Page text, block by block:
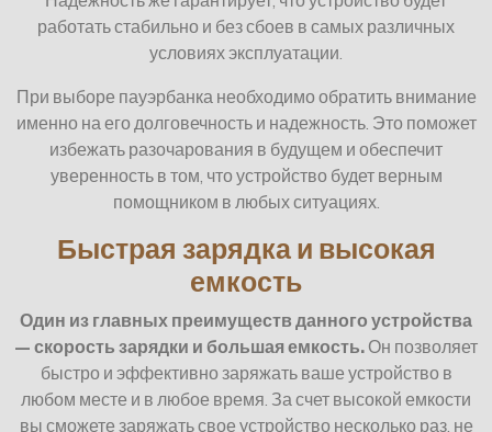
работать стабильно и без сбоев в самых различных
условиях эксплуатации.
При выборе пауэрбанка необходимо обратить внимание
именно на его долговечность и надежность. Это поможет
избежать разочарования в будущем и обеспечит
уверенность в том, что устройство будет верным
помощником в любых ситуациях.
Быстрая зарядка и высокая
емкость
Один из главных преимуществ данного устройства
— скорость зарядки и большая емкость. Он позволяет
быстро и эффективно заряжать ваше устройство в
любом месте и в любое время. За счет высокой емкости
вы сможете заряжать свое устройство несколько раз, не